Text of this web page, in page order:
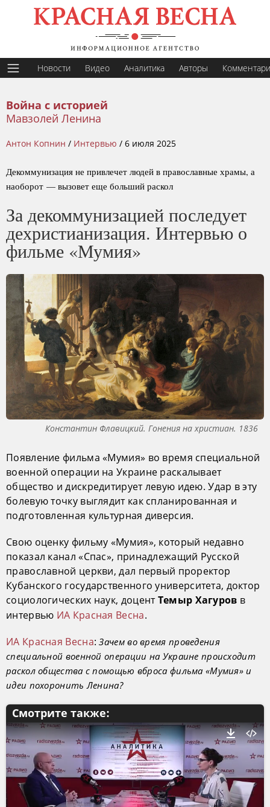
Новости Видео Аналитика Авторы
Война с историей
Мавзолей Ленина
Антон Копнин / Интервью / 6 июля 2025
Декоммунизация не привлечет людей в православные храмы, а
наоборот — вызовет еще больший раскол
За декоммунизацией последует
дехристианизация. Интервью о
фильме «Мумия»
Константин Флавицкий. Гонения на христиан. 1836
Появление фильма «Мумия» во время специальной
военной операции на Украине раскалывает
общество и дискредитирует левую идею. Удар в эту
болевую точку выглядит как спланированная и
подготовленная культурная диверсия.
Свою оценку фильму «Мумия», который недавно
показал канал «Спас», принадлежащий Русской
православной церкви, дал первый проректор
Кубанского государственного университета, доктор
социологических наук, доцент Темыр Хагуров в
интервью ИА Красная Весна.
ИА Красная Весна:Зачем во время проведения
специальной военной операции на Украине происходит
раскол общества с помощью вброса фильма «Мумия» и
идеи похоронить Ленина?
Смотрите также: